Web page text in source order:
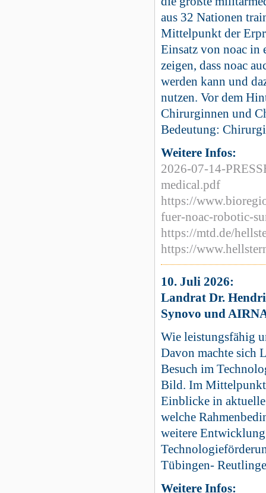
aus 32 Nationen
Mittelpunkt der
Einsatz von noac in
zeigen, dass noac
werden kann und
nutzen. Vor dem
Chirurginnen und
Bedeutung:
Weitere Infos:
2026-07-14-
medical.pdf
https://
fuer-noac-robotic-
https://mtd.de/
https://
10. Juli 2026:
Landrat Dr.
Synovo und
Wie leistungsfähig
Davon machte sich
Besuch im
Bild. Im Mittelpunkt
Einblicke in
welche
weitere
Tübingen-
Weitere Infos: